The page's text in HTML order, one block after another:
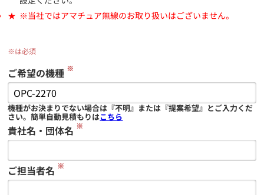
※当社ではアマチュア無線のお取り扱いはございません。
※は必須
ご希望の機種 ※
機種がお決まりでない場合は『不明』または『提案希望』とご入力くだ
さい。簡単自動見積もりはこちら
貴社名・団体名 ※
ご担当者名 ※